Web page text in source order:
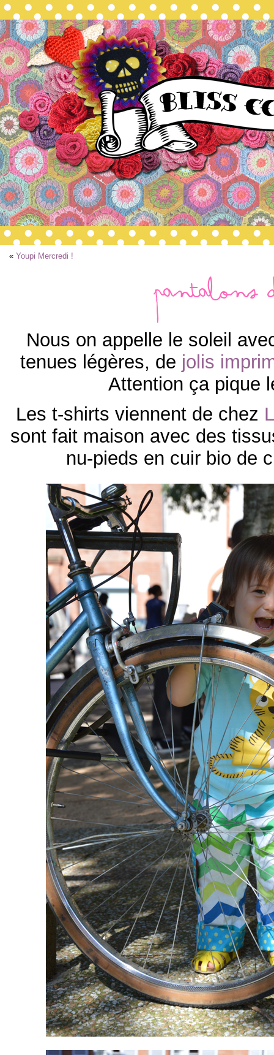
« Youpi Mercredi !
Pantalons
Nous on appelle le soleil
tenues légères, de jolis
Attention ça pique
Les t-shirts viennent de chez
sont fait maison avec des
nu-pieds en cuir bio de